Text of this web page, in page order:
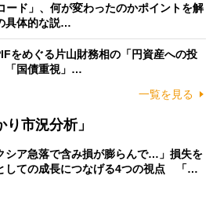
ード」、何が変わったのかポイントを解
具体的な説…
をめぐる片山財務相の「円資産への投
「国債重視」…
一覧を見る
市況分析」
シア急落で含み損が膨らんで…」損失を
しての成長につなげる4つの視点 「…